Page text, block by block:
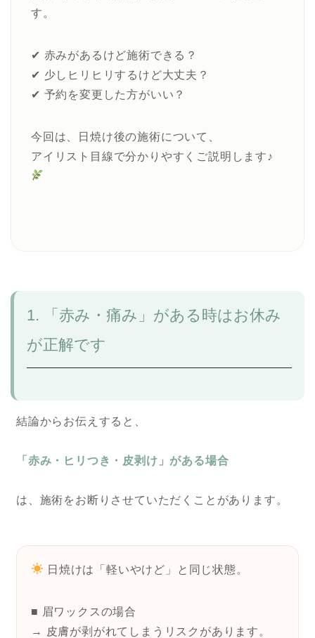
す。
✔ 赤みがあるけど施術できる？
✔ 少しヒリヒリするけど大丈夫？
✔ 予約を変更した方がいい？
今回は、日焼け後の施術について、
アイリスト目線で分かりやすくご説明します♪
1. 「赤み・痛み」がある時はお休み
が正解です
結論からお伝えすると、
「赤み・ヒリつき・皮剥け」がある場合
は、施術をお断りさせていただくことがあります。
日焼けは「軽いやけど」と同じ状態。
■ 眉ワックスの場合
→ 皮膚が剥がれてしまうリスクがあります。